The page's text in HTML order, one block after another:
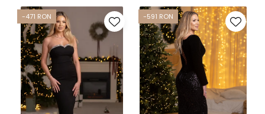
-471 RON -591 RON